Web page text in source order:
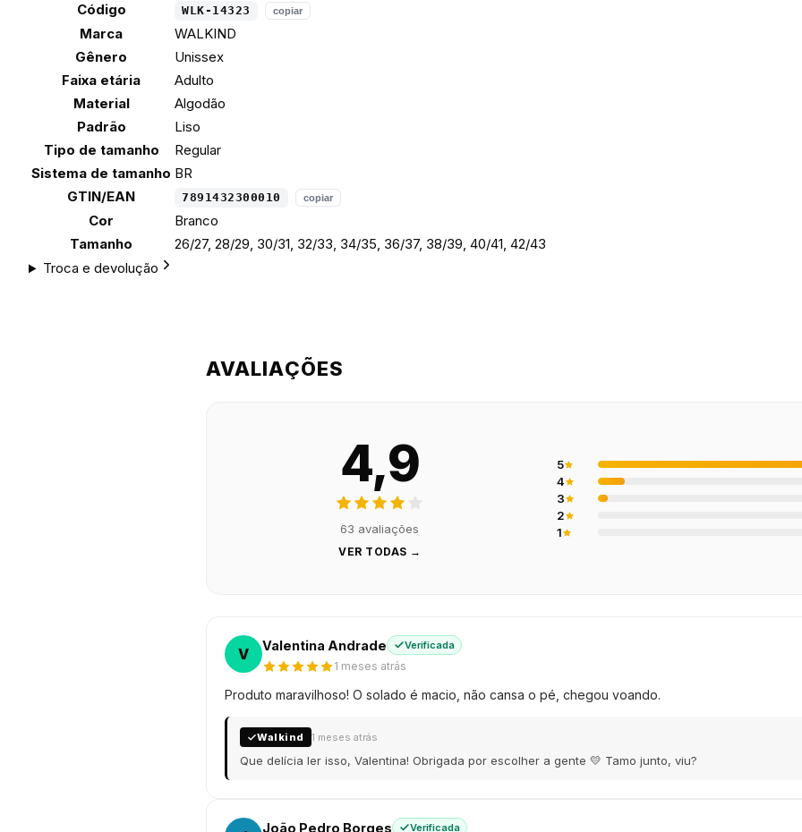
Código
WLK-14323 copiar
Marca
WALKIND
Gênero
Unissex
Faixa etária
Adulto
Material
Algodão
Padrão
Liso
Tipo de tamanho
Regular
Sistema de tamanho BR
GTIN/EAN
7891432300010 copiar
Cor
Branco
Tamanho
26/27, 28/29, 30/31, 32/33, 34/35, 36/37, 38/39, 40/41, 42/43
Troca e devolução
AVALIAÇÕES
4,9
63 avaliações
VER TODAS →
5
4
3
2
1
V Valentina Andrade Verificada
1 meses atrás
Produto maravilhoso! O solado é macio, não cansa o pé, chegou voando.
Walkind 1 meses atrás
Que delícia ler isso, Valentina! Obrigada por escolher a gente 💛 Tamo junto, viu?
João Pedro Borges Verificada